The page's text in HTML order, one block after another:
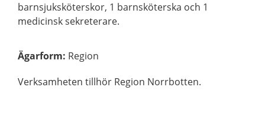
barnsjuksköterskor, 1 barnsköterska och 1
medicinsk sekreterare.
Ägarform: Region
Verksamheten tillhör Region Norrbotten.